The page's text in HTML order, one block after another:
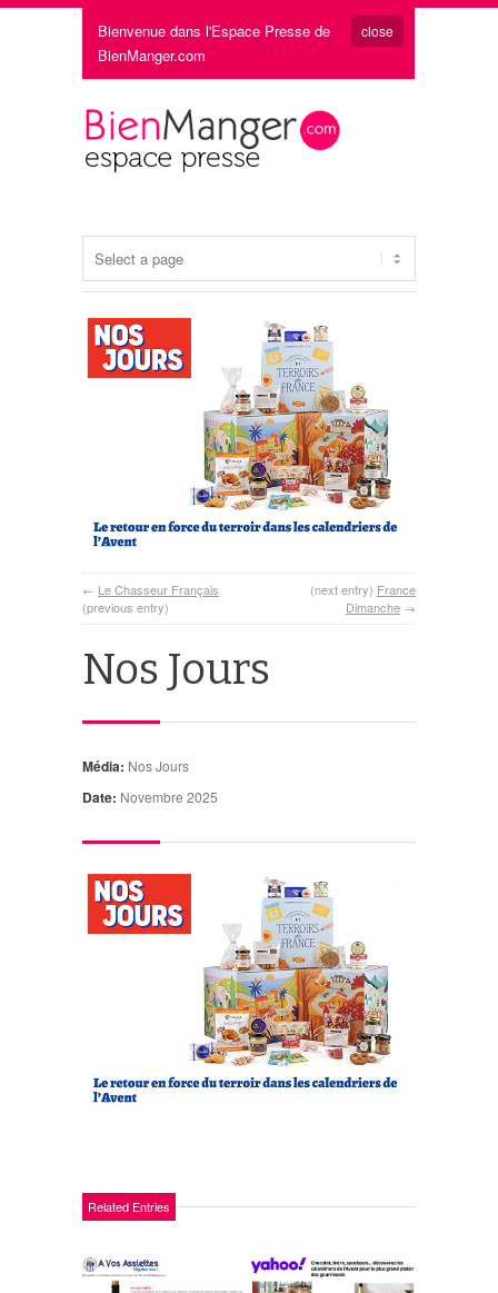
Bienvenue dans l'Espace Presse de
BienManger.com
close
← Le Chasseur Français
(previous entry)
(next entry) France
Dimanche →
Nos Jours
Média: Nos Jours
Date: Novembre 2025
Related Entries